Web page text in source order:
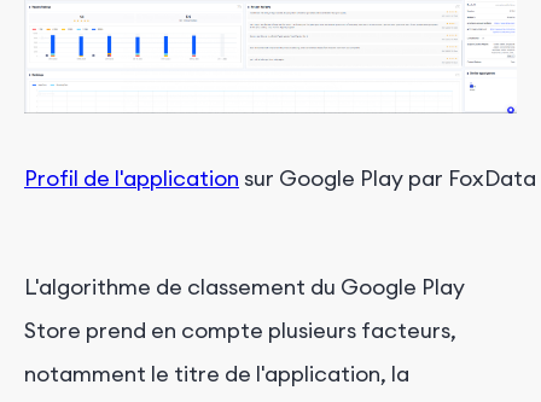
Profil de l'application sur Google Play par FoxData
L'algorithme de classement du Google Play
Store prend en compte plusieurs facteurs,
notamment le titre de l'application, la